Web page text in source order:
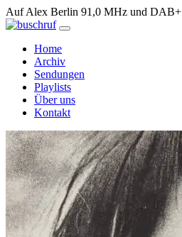
Auf Alex Berlin 91,0 MHz und DAB+
Home
Archiv
Sendungen
Playlists
Über uns
Kontakt